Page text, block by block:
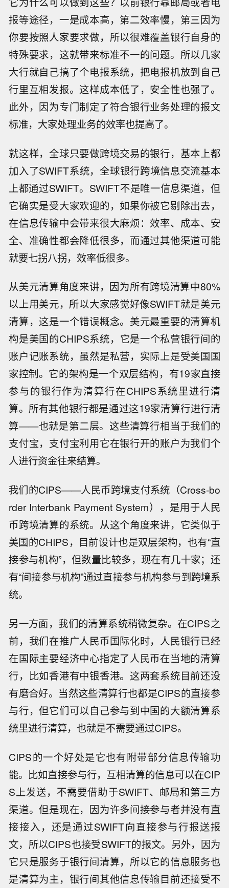
报等途径，一是成本高，第二效率慢，第三因为
你要按照人家要求做，所以很难覆盖银行自身的
特殊要求，这就带来标准不一的问题。所以几家
大行就自己搞了个电报系统，把电报机放到自己
行里互相发报。这样成本低了，安全性也强了。
此外，因为专门制定了符合银行业务处理的报文
标准，大家处理业务的效率也提高了。
就这样，全球只要做跨境交易的银行，基本上都
加入了SWIFT系统，全球银行跨境信息交流基本
上都通过SWIFT。SWIFT不是唯一信息渠道，但
它确实是受大家欢迎的，如果你被它剔除出去，
在信息传输中会带来很大麻烦：效率、成本、安
全、准确性都会降低很多，而通过其他渠道可能
就要七拐八拐，效率低很多。
从美元清算角度来讲，因为所有跨境清算中80%
以上用美元，所以大家感觉好像SWIFT就是美元
清算，这是一个错误概念。美元最重要的清算机
构是美国的CHIPS系统，它是一个私营银行间的
账户记账系统，虽然是私营，实际上是受美国国
家控制。它的架构是一个双层结构，有19家直接
参与的银行作为清算行在CHIPS系统里进行清
算。所有其他银行都是通过这19家清算行进行清
算——也就是第二层。这些清算行相当于我们的
支付宝，支付宝利用它在银行开的账户为我们个
人进行资金往来结算。
我们的CIPS——人民币跨境支付系统（Cross-bo
rder Interbank Payment System），是用于人民
币跨境清算的系统。从这个角度来讲，它类似于
美国的CHIPS，目前设计也是双层架构，也有“直
接参与机构”，但数量比较多，现在有几十家；还
有“间接参与机构”通过直接参与机构参与到跨境系
统。
另一方面，我们的清算系统稍微复杂。在CIPS之
前，我们在推广人民币国际化时，人民银行已经
在国际主要经济中心指定了人民币在当地的清算
行，比如香港有中银香港。这两套系统目前还没
有磨合好。当然这些清算行也都是CIPS的直接参
与行，但它们可以自己参与到中国的大额清算系
统里进行清算，也就是不需要通过CIPS。
CIPS的一个好处是它也有附带部分信息传输功
能。比如直接参与行，互相清算的信息可以在CIP
S上发送，不需要借助于SWIFT、邮局和第三方
渠道。但是现在，因为许多间接参与者并没有直
接接入，还是通过SWIFT向直接参与行报送报
文，所以CIPS也接受SWIFT的报文。另外，因为
它只是服务于银行间清算，所以它的信息服务也
是清算为主，银行间其他信息传输目前还接受不